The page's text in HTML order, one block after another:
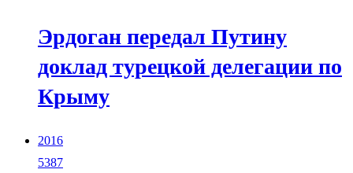
Эрдоган передал Путину
доклад турецкой делегации по
Крыму
2016
5387